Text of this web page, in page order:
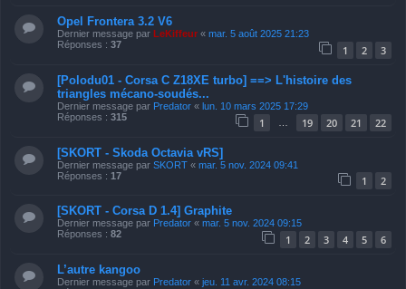
Opel Frontera 3.2 V6
Dernier message par LeKiffeur « mar. 5 août 2025 21:23
Réponses : 37 1 2 3
[Polodu01 - Corsa C Z18XE turbo] ==> L'histoire des
triangles mécano-soudés...
Dernier message par Predator « lun. 10 mars 2025 17:29
Réponses : 315 1 19 20 21 22
[SKORT - Skoda Octavia vRS]
Dernier message par SKORT « mar. 5 nov. 2024 09:41
Réponses : 17 1 2
[SKORT - Corsa D 1.4] Graphite
Dernier message par Predator « mar. 5 nov. 2024 09:15
Réponses : 82 1 2 3 4 5 6
L’autre kangoo
Dernier message par Predator « jeu. 11 avr. 2024 08:15